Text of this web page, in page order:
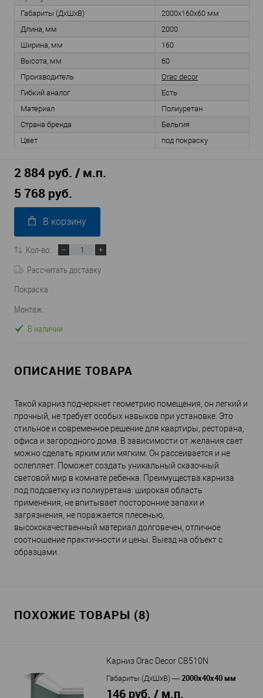
Габариты (ДхШхВ)
2000x160x60 мм
Длина, мм
2000
Ширина, мм
160
Высота, мм
60
Производитель
Orac decor
Гибкий аналог
Есть
Материал
Полиуретан
Страна бренда
Бельгия
Цвет
под покраску
2 884 руб. / м.п.
5 768 руб.
В корзину
Кол-во:
Рассчитать доставку
Покраска
Монтаж
В наличии
ОПИСАНИЕ ТОВАРА
Такой карниз подчеркнет геометрию помещения, он легкий и
прочный, не требует особых навыков при установке. Это
стильное и современное решение для квартиры, ресторана,
офиса и загородного дома. В зависимости от желания свет
можно сделать ярким или мягким. Он рассеивается и не
ослепляет. Поможет создать уникальный сказочный
световой мир в комнате ребенка. Преимущества карниза
под подсветку из полиуретана: широкая область
применения, не впитывает посторонние запахи и
загрязнения, не поражается плесенью,
высококачественный материал долговечен, отличное
соотношение практичности и цены. Выезд на объект с
образцами.
ПОХОЖИЕ ТОВАРЫ (8)
Карниз Orac Decor CB510N
Габариты (ДхШхВ) — 2000x40x40 мм
146 руб. / м.п.